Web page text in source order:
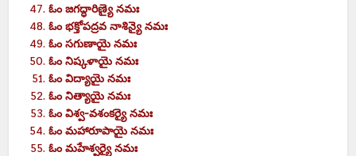
ఓంజగద్ధారిణ్యైనమః
ఓంభక్తోపద్రవ నాశిన్యైనమః
ఓంసగుణాయైనమః
ఓంనిష్కళాయైనమః
ఓంవిద్యాయైనమః
ఓంనిత్యాయైనమః
ఓంవిశ్వ-వశంకర్యైనమః
ఓంమహారూపాయైనమః
ఓంమహేశ్వర్యైనమః